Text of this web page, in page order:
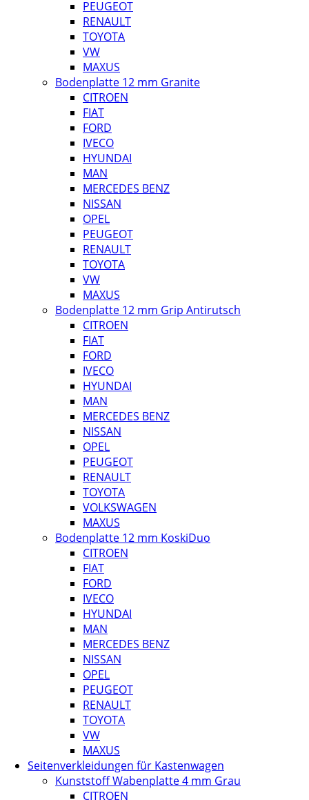
PEUGEOT
RENAULT
TOYOTA
VW
MAXUS
Bodenplatte 12 mm Granite
CITROEN
FIAT
FORD
IVECO
HYUNDAI
MAN
MERCEDES BENZ
NISSAN
OPEL
PEUGEOT
RENAULT
TOYOTA
VW
MAXUS
Bodenplatte 12 mm Grip Antirutsch
CITROEN
FIAT
FORD
IVECO
HYUNDAI
MAN
MERCEDES BENZ
NISSAN
OPEL
PEUGEOT
RENAULT
TOYOTA
VOLKSWAGEN
MAXUS
Bodenplatte 12 mm KoskiDuo
CITROEN
FIAT
FORD
IVECO
HYUNDAI
MAN
MERCEDES BENZ
NISSAN
OPEL
PEUGEOT
RENAULT
TOYOTA
VW
MAXUS
Seitenverkleidungen für Kastenwagen
Kunststoff Wabenplatte 4 mm Grau
CITROEN